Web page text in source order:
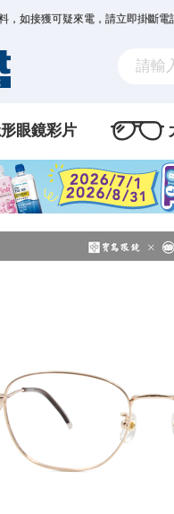
，如接獲可疑來電，請立即掛斷電
眼鏡彩片